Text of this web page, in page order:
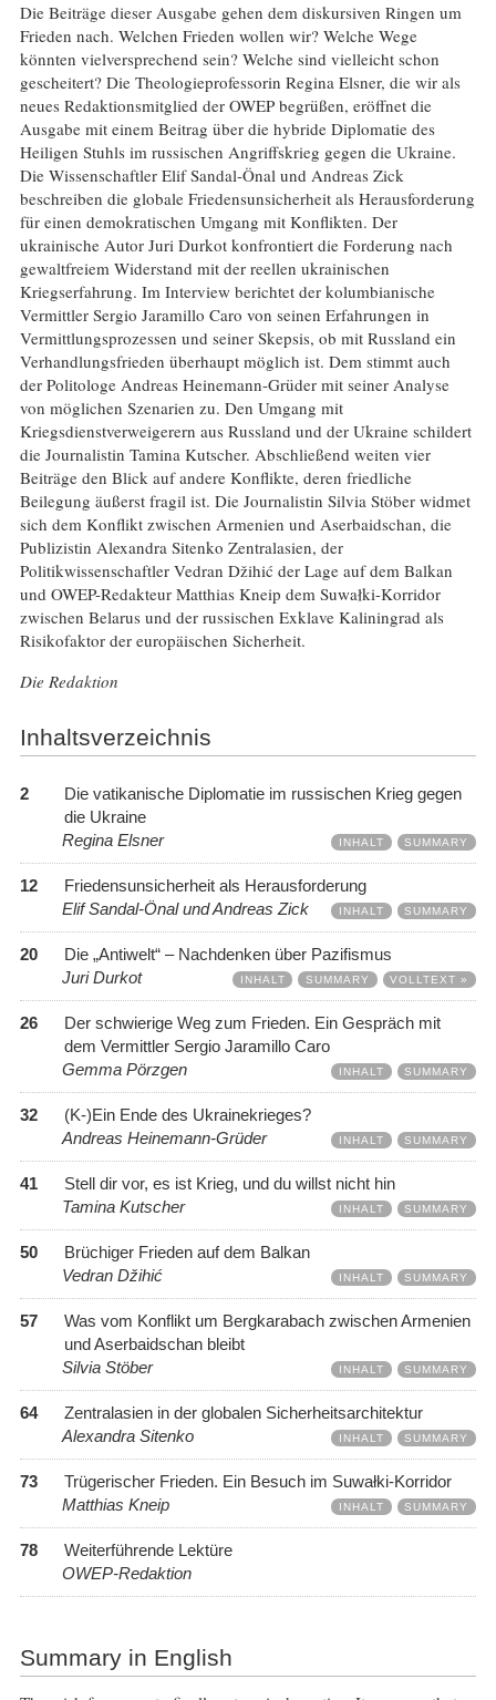
Die Beiträge dieser Ausgabe gehen dem diskursiven Ringen um
Frieden nach. Welchen Frieden wollen wir? Welche Wege
könnten vielversprechend sein? Welche sind vielleicht schon
gescheitert? Die Theologieprofessorin Regina Elsner, die wir als
neues Redaktionsmitglied der OWEP begrüßen, eröffnet die
Ausgabe mit einem Beitrag über die hybride Diplomatie des
Heiligen Stuhls im russischen Angriffskrieg gegen die Ukraine.
Die Wissenschaftler Elif Sandal-Önal und Andreas Zick
beschreiben die globale Friedensunsicherheit als Herausforderung
für einen demokratischen Umgang mit Konflikten. Der
ukrainische Autor Juri Durkot konfrontiert die Forderung nach
gewaltfreiem Widerstand mit der reellen ukrainischen
Kriegserfahrung. Im Interview berichtet der kolumbianische
Vermittler Sergio Jaramillo Caro von seinen Erfahrungen in
Vermittlungsprozessen und seiner Skepsis, ob mit Russland ein
Verhandlungsfrieden überhaupt möglich ist. Dem stimmt auch
der Politologe Andreas Heinemann-Grüder mit seiner Analyse
von möglichen Szenarien zu. Den Umgang mit
Kriegsdienstverweigerern aus Russland und der Ukraine schildert
die Journalistin Tamina Kutscher. Abschließend weiten vier
Beiträge den Blick auf andere Konflikte, deren friedliche
Beilegung äußerst fragil ist. Die Journalistin Silvia Stöber widmet
sich dem Konflikt zwischen Armenien und Aserbaidschan, die
Publizistin Alexandra Sitenko Zentralasien, der
Politikwissenschaftler Vedran Džihić der Lage auf dem Balkan
und OWEP-Redakteur Matthias Kneip dem Suwałki-Korridor
zwischen Belarus und der russischen Exklave Kaliningrad als
Risikofaktor der europäischen Sicherheit.
Die Redaktion
Inhaltsverzeichnis
2
Die vatikanische Diplomatie im russischen Krieg gegen
die Ukraine
Regina Elsner
INHALT SUMMARY
12
Friedensunsicherheit als Herausforderung
Elif Sandal-Önal und Andreas Zick
INHALT SUMMARY
20
Die „Antiwelt“ – Nachdenken über Pazifismus
Juri Durkot
INHALT SUMMARY VOLLTEXT »
26
Der schwierige Weg zum Frieden. Ein Gespräch mit
dem Vermittler Sergio Jaramillo Caro
Gemma Pörzgen
INHALT SUMMARY
32
(K-)Ein Ende des Ukrainekrieges?
Andreas Heinemann-Grüder
INHALT SUMMARY
41
Stell dir vor, es ist Krieg, und du willst nicht hin
Tamina Kutscher
INHALT SUMMARY
50
Brüchiger Frieden auf dem Balkan
Vedran Džihić
INHALT SUMMARY
57
Was vom Konflikt um Bergkarabach zwischen Armenien
und Aserbaidschan bleibt
Silvia Stöber
INHALT SUMMARY
64
Zentralasien in der globalen Sicherheitsarchitektur
Alexandra Sitenko
INHALT SUMMARY
73
Trügerischer Frieden. Ein Besuch im Suwałki-Korridor
Matthias Kneip
INHALT SUMMARY
78
Weiterführende Lektüre
OWEP-Redaktion
Summary in English